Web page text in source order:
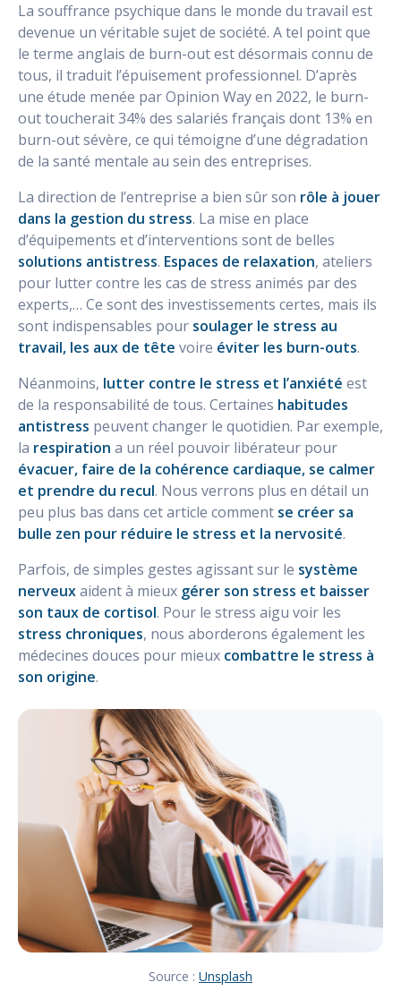
La souffrance psychique dans le monde du travail est
devenue un véritable sujet de société. A tel point que
le terme anglais de burn-out est désormais connu de
tous, il traduit l’épuisement professionnel. D’après
une étude menée par Opinion Way en 2022, le burn-
out toucherait 34% des salariés français dont 13% en
burn-out sévère, ce qui témoigne d’une dégradation
de la santé mentale au sein des entreprises.
La direction de l’entreprise a bien sûr son rôle à jouer
dans la gestion du stress. La mise en place
d’équipements et d’interventions sont de belles
solutions antistress. Espaces de relaxation, ateliers
pour lutter contre les cas de stress animés par des
experts,… Ce sont des investissements certes, mais ils
sont indispensables pour soulager le stress au
travail, les aux de tête voire éviter les burn-outs.
Néanmoins, lutter contre le stress et l’anxiété est
de la responsabilité de tous. Certaines habitudes
antistress peuvent changer le quotidien. Par exemple,
la respiration a un réel pouvoir libérateur pour
évacuer, faire de la cohérence cardiaque, se calmer
et prendre du recul. Nous verrons plus en détail un
peu plus bas dans cet article comment se créer sa
bulle zen pour réduire le stress et la nervosité.
Parfois, de simples gestes agissant sur le système
nerveuxaident à mieux gérer son stress et baisser
son taux de cortisol. Pour le stress aigu voir les
stress chroniques, nous aborderons également les
médecines douces pour mieux combattre le stress à
son origine.
Source : Unsplash